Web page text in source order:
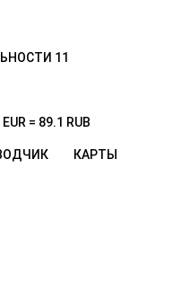
11
EUR = 89.1 RUB
КАРТЫ